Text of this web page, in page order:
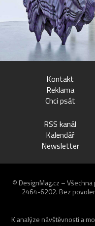
Kontakt
Reklama
Chci psát
RSS kanál
Kalendář
Newsletter
© DesignMag.cz –
2464-6202. Bez
K analýze návštěvnosti a